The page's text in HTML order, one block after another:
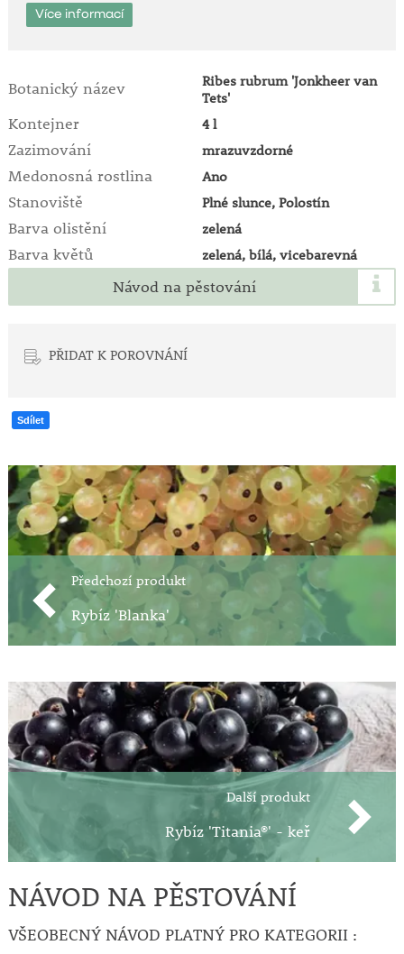
Více informací
Botanický název
Ribes rubrum 'Jonkheer van
Tets'
Kontejner 4 l
Zazimování mrazuvzdorné
Medonosná rostlina Ano
Stanoviště Plné slunce, Polostín
Barva olistění zelená
Barva květů zelená, bílá, vicebarevná
Návod na pěstování
PŘIDAT K POROVNÁNÍ
Sdílet
Předchozí produkt
Rybíz 'Blanka'
Další produkt
Rybíz 'Titania®' - keř
NÁVOD NA PĚSTOVÁNÍ
VŠEOBECNÝ NÁVOD PLATNÝ PRO KATEGORII :